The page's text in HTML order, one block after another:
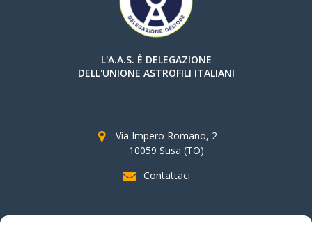
L'A.A.S. È DELEGAZIONE
DELL'UNIONE ASTROFILI ITALIANI
Via Impero Romano, 2
10059 Susa (TO)
Contattaci